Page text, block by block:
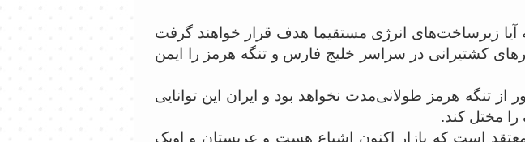
زیرساخت‌های انرژی مستقیما هدف قرار خواهند گرفت
کشتیرانی در سراسر خلیج فارس و تنگه هرمز را ایمن
تنگه هرمز طولانی‌مدت نخواهد بود ‌و ایران این توانایی
را مختل کند.
معتقد است که بازار اکنون اشباع هست و عربستان و‌ اوپک